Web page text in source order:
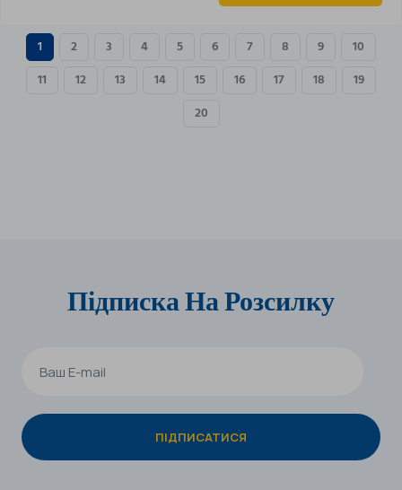
1 2 3 4 5 6 7 8 9
10
11
12 13 14 15 16 17 18
19
20
Підписка На Розсилку